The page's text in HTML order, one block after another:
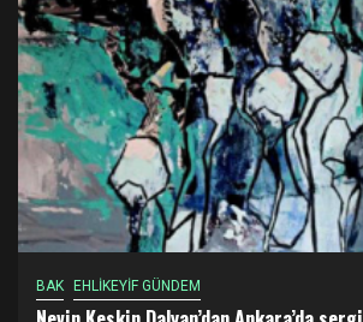
BAK EHLİKEYİF GÜNDEM